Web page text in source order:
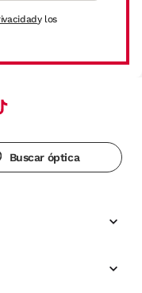
y los
Buscar óptica